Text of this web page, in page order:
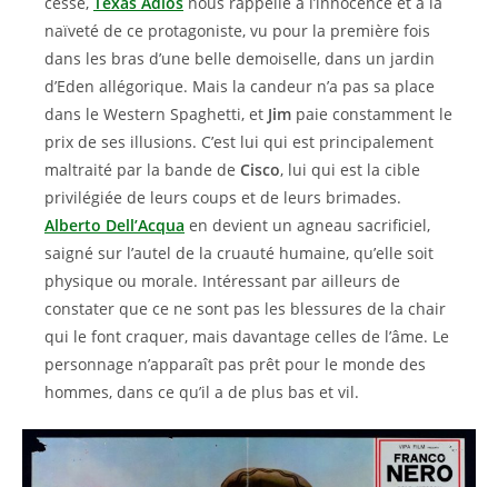
naïveté de ce protagoniste, vu pour la première fois
dans les bras d’une belle demoiselle, dans un jardin
d’Eden allégorique. Mais la candeur n’a pas sa place
dans le Western Spaghetti, et Jim paie constamment le
prix de ses illusions. C’est lui qui est principalement
maltraité par la bande de Cisco, lui qui est la cible
privilégiée de leurs coups et de leurs brimades.
Alberto Dell’Acqua en devient un agneau sacrificiel,
saigné sur l’autel de la cruauté humaine, qu’elle soit
physique ou morale. Intéressant par ailleurs de
constater que ce ne sont pas les blessures de la chair
qui le font craquer, mais davantage celles de l’âme. Le
personnage n’apparaît pas prêt pour le monde des
hommes, dans ce qu’il a de plus bas et vil.